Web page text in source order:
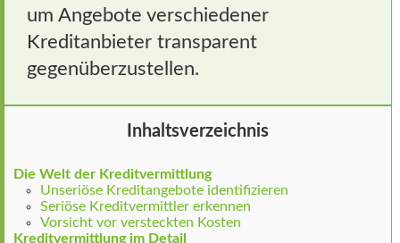
um Angebote verschiedener
Kreditanbieter transparent
gegenüberzustellen.
Inhaltsverzeichnis
Die Welt der Kreditvermittlung
Unseriöse Kreditangebote identifizieren
Seriöse Kreditvermittler erkennen
Vorsicht vor versteckten Kosten
Kreditvermittlung im Detail